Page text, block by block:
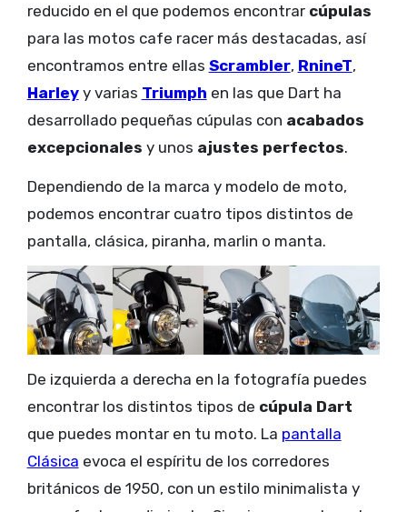
reducido en el que podemos encontrar cúpulas
para las motos cafe racer más destacadas, así
encontramos entre ellas Scrambler, RnineT,
Harleyy varias Triumph en las que Dart ha
desarrollado pequeñas cúpulas con acabados
excepcionales y unos ajustes perfectos.
Dependiendo de la marca y modelo de moto,
podemos encontrar cuatro tipos distintos de
pantalla, clásica, piranha, marlin o manta.
De izquierda a derecha en la fotografía puedes
encontrar los distintos tipos de cúpula Dart
que puedes montar en tu moto. La pantalla
Clásica evoca el espíritu de los corredores
británicos de 1950, con un estilo minimalista y